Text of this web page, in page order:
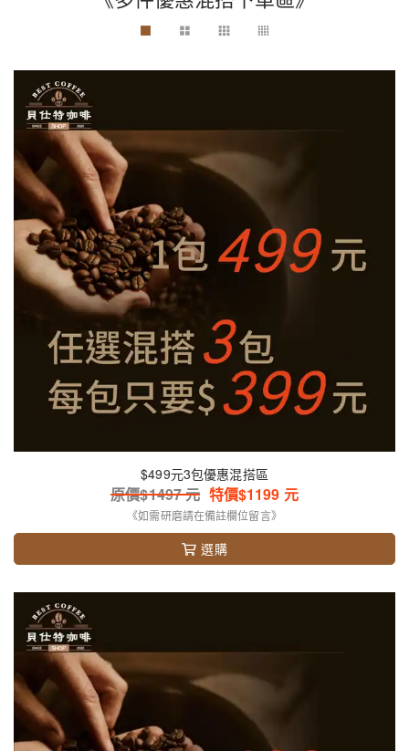
$499元3包優惠混搭區
原價$1497元 特價$1199 元
《如需研磨請在備註欄位留言》
選購